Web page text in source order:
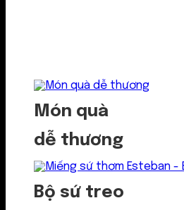
Món quà
dễ thương
Bộ sứ treo